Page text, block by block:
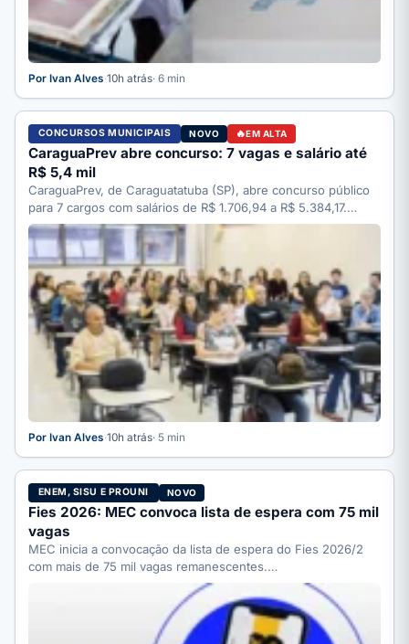
Por Ivan Alves·10h atrás· 6 min
CONCURSOS MUNICIPAIS NOVO EM ALTA
CaraguaPrev abre concurso: 7 vagas e salário até
R$ 5,4 mil
CaraguaPrev, de Caraguatatuba (SP), abre concurso público
para 7 cargos com salários de R$ 1.706,94 a R$ 5.384,17.…
Por Ivan Alves·10h atrás· 5 min
ENEM, SISU E PROUNI NOVO
Fies 2026: MEC convoca lista de espera com 75 mil
vagas
MEC inicia a convocação da lista de espera do Fies 2026/2
com mais de 75 mil vagas remanescentes.…